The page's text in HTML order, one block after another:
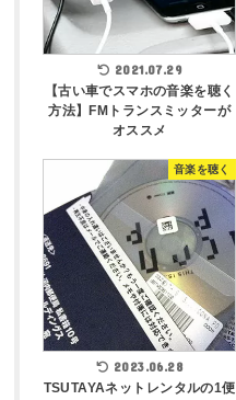
2021.07.29
【古い車でスマホの音楽を聴く
方法】FMトランスミッターが
オススメ
音楽を聴く
2023.06.28
TSUTAYAネットレンタルの1便